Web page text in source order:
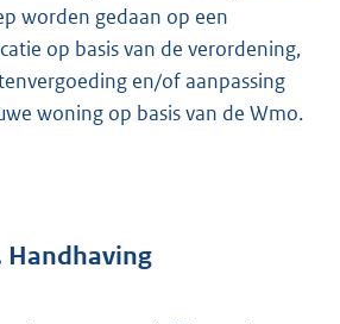
worden gedaan op een
op basis van de verordening,
en/of aanpassing
woning op basis van de Wmo.
Handhaving